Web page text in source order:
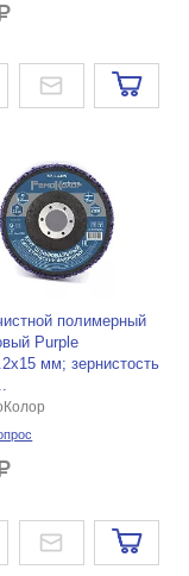
полимерный
Purple
мм; зернистость